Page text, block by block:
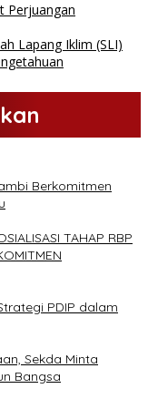
Perjuangan
Lapang Iklim (SLI)
Berkomitmen
TAHAP RBP
PDIP dalam
Sekda Minta
Bangsa